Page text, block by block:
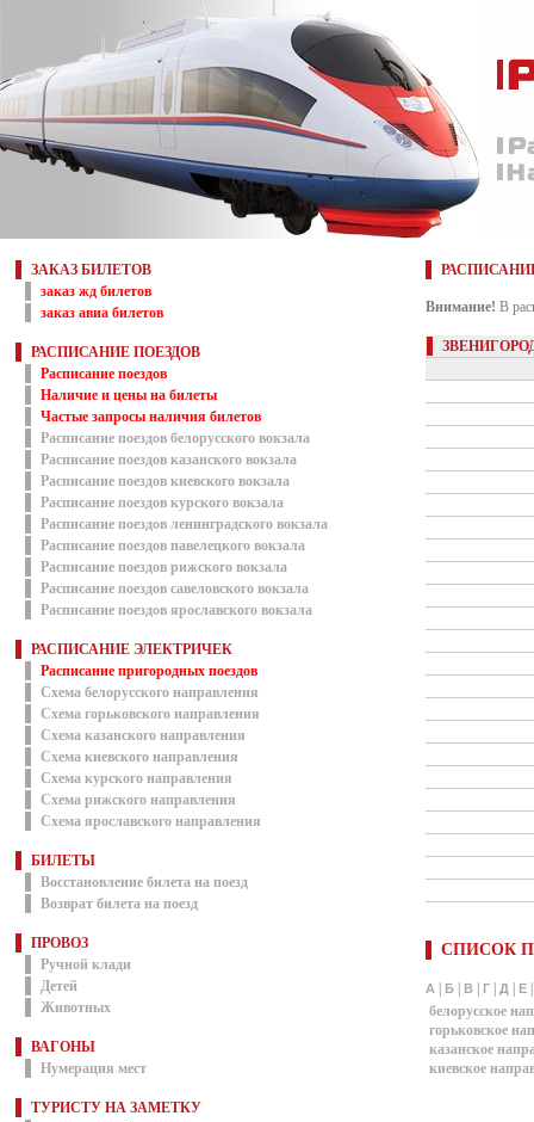
ЗАКАЗ БИЛЕТОВ
заказ жд билетов
заказ авиа билетов
РАСПИСАНИЕ ПОЕЗДОВ
Расписание поездов
Наличие и цены на билеты
Частые запросы наличия билетов
Расписание поездов белорусского вокзала
Расписание поездов казанского вокзала
Расписание поездов киевского вокзала
Расписание поездов курского вокзала
Расписание поездов ленинградского вокзала
Расписание поездов павелецкого вокзала
Расписание поездов рижского вокзала
Расписание поездов савеловского вокзала
Расписание поездов ярославского вокзала
РАСПИСАНИЕ ЭЛЕКТРИЧЕК
Расписание пригородных поездов
Схема белорусского направления
Схема горьковского направления
Схема казанского направления
Схема киевского направления
Схема курского направления
Схема рижского направления
Схема ярославского направления
БИЛЕТЫ
Восстановление билета на поезд
Возврат билета на поезд
ПРОВОЗ
Ручной клади
Детей
Животных
ВАГОНЫ
Нумерация мест
ТУРИСТУ НА ЗАМЕТКУ
Внимание! В
СПИСОК
А Б В Г Д Е
белорусское
горьковское
казанское
киевское